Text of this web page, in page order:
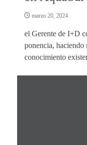
marzo 20, 2024
el Gerente de I+D
ponencia, haciendo
conocimiento